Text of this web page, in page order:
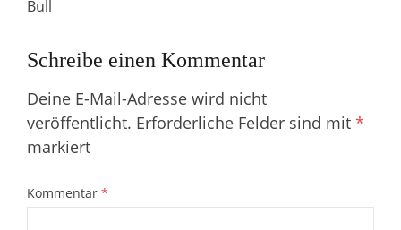
Schreibe einen Kommentar
Deine E-Mail-Adresse wird nicht
veröffentlicht. Erforderliche Felder sind mit *
markiert
Kommentar *